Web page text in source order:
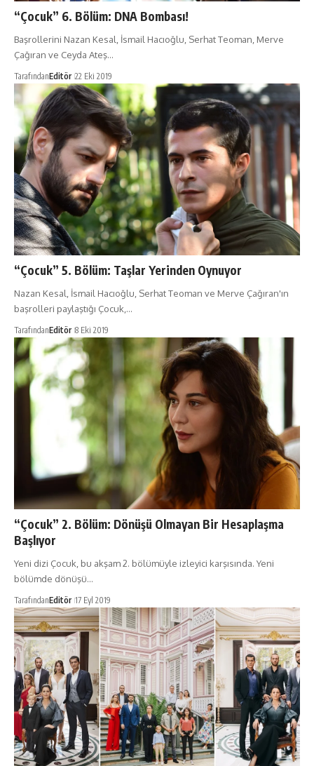
“Çocuk” 6. Bölüm: DNA Bombası!
Başrollerini Nazan Kesal, İsmail Hacıoğlu, Serhat Teoman, Merve
Çağıran ve Ceyda Ateş…
TarafındanEditör 22 Eki 2019
“Çocuk” 5. Bölüm: Taşlar Yerinden Oynuyor
Nazan Kesal, İsmail Hacıoğlu, Serhat Teoman ve Merve Çağıran'ın
başrolleri paylaştığı Çocuk,…
TarafındanEditör 8 Eki 2019
“Çocuk” 2. Bölüm: Dönüşü Olmayan Bir Hesaplaşma
Başlıyor
Yeni dizi Çocuk, bu akşam 2. bölümüyle izleyici karşısında. Yeni
bölümde dönüşü…
TarafındanEditör 17 Eyl 2019